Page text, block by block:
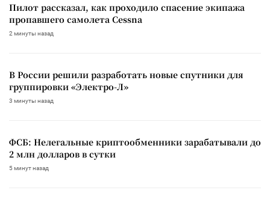
Пилот рассказал, как проходило спасение экипажа
пропавшего самолета Cessna
2 минуты назад
В России решили разработать новые спутники для
группировки «Электро-Л»
3 минуты назад
ФСБ: Нелегальные криптообменники зарабатывали до
2 млн долларов в сутки
5 минут назад